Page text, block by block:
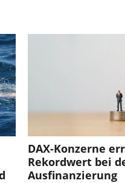
DAX-Konzerne
Rekordwert bei
Ausfinanzierung